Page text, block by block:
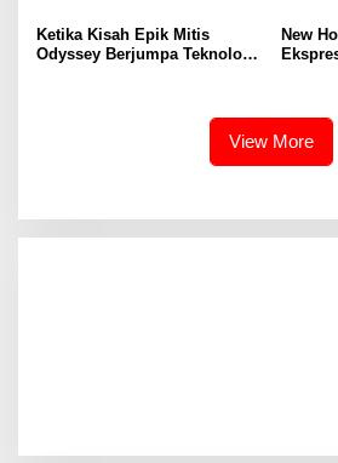
Ketika Kisah Epik Mitis
Odyssey Berjumpa Teknologi
New
View More